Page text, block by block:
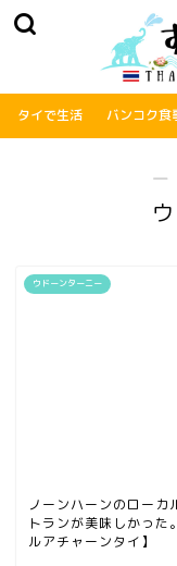
タイで生活 バンコク食
―
ウドーンターニー
ノーンハーンのローカ
トランが美味しかった
ルアチャーンタイ】